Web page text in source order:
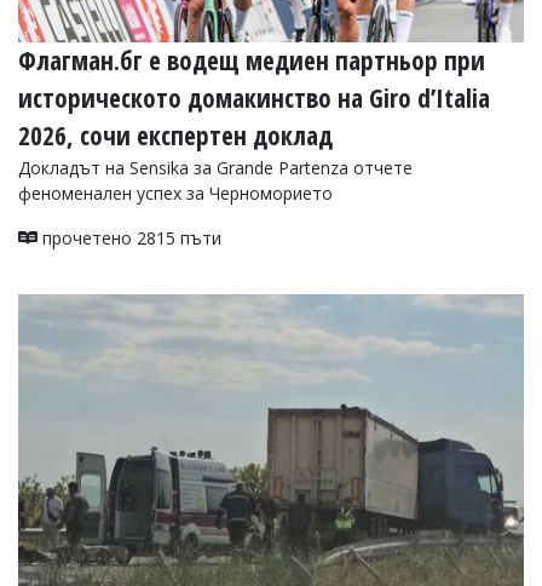
Флагман.бг е водещ медиен партньор при
историческото домакинство на Giro d’Italia
2026, сочи експертен доклад
Докладът на Sensika за Grande Partenza отчете
феноменален успех за Черноморието
прочетено 2815 пъти